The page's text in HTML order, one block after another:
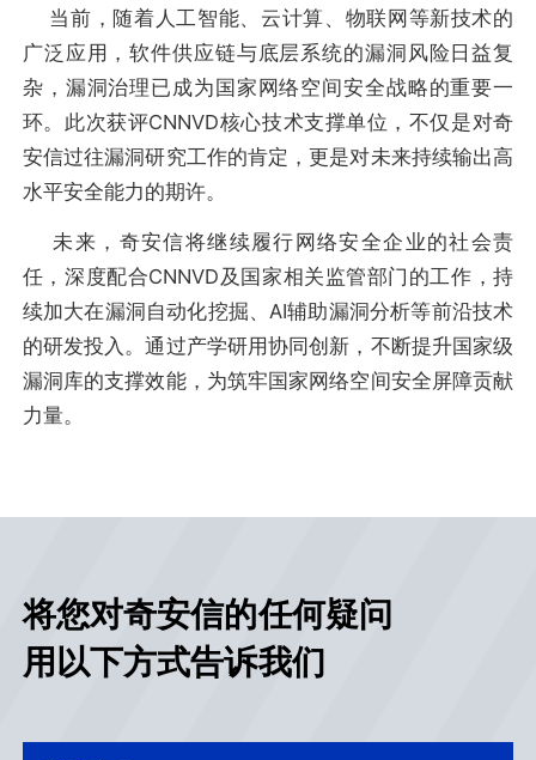
当前，随着人工智能、云计算、物联网等新技术的
广泛应用，软件供应链与底层系统的漏洞风险日益复
杂，漏洞治理已成为国家网络空间安全战略的重要一
环。此次获评CNNVD核心技术支撑单位，不仅是对奇
安信过往漏洞研究工作的肯定，更是对未来持续输出高
水平安全能力的期许。
未来，奇安信将继续履行网络安全企业的社会责
任，深度配合CNNVD及国家相关监管部门的工作，持
续加大在漏洞自动化挖掘、AI辅助漏洞分析等前沿技术
的研发投入。通过产学研用协同创新，不断提升国家级
漏洞库的支撑效能，为筑牢国家网络空间安全屏障贡献
力量。
将您对奇安信的任何疑问
用以下方式告诉我们